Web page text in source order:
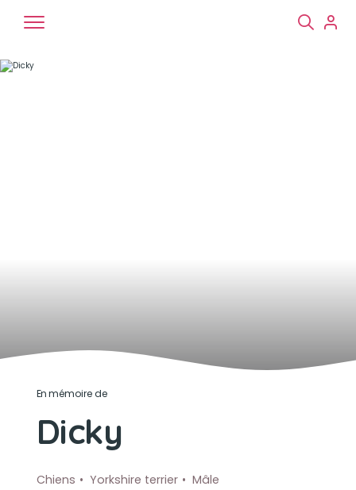
En mémoire de
Dicky
Chiens Yorkshire terrier
Mâle